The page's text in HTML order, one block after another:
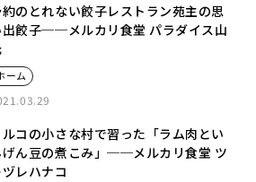
約のとれない餃子レストラン苑主の思
出餃子──メルカリ食堂 パラダイス山
ーム
ルコの小さな村で習った「ラム肉とい
げん豆の煮こみ」──メルカリ食堂 ツ
ヅレハナコ